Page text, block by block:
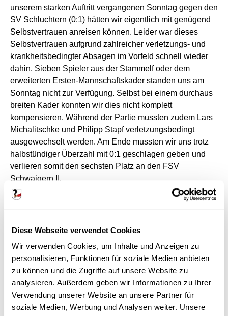
Diese Webseite verwendet Cookies
Wir verwenden Cookies, um Inhalte und Anzeigen zu
personalisieren, Funktionen für soziale Medien anbieten
zu können und die Zugriffe auf unsere Website zu
analysieren. Außerdem geben wir Informationen zu Ihrer
Verwendung unserer Website an unsere Partner für
soziale Medien, Werbung und Analysen weiter. Unsere
unserem starken Auftritt vergangenen Sonntag gegen den
SV Schluchtern (0:1) hätten wir eigentlich mit genügend
Selbstvertrauen anreisen können. Leider war dieses
Selbstvertrauen aufgrund zahlreicher verletzungs- und
krankheitsbedingter Absagen im Vorfeld schnell wieder
dahin. Sieben Spieler aus der Stammelf oder dem
erweiterten Ersten-Mannschaftskader standen uns am
Sonntag nicht zur Verfügung. Selbst bei einem durchaus
breiten Kader konnten wir dies nicht komplett
kompensieren. Während der Partie mussten zudem Lars
Michalitschke und Philipp Stapf verletzungsbedingt
ausgewechselt werden. Am Ende mussten wir uns trotz
halbstündiger Überzahl mit 0:1 geschlagen geben und
verlieren somit den sechsten Platz an den FSV
Schwaigern II.
Durch die zahlreichen Umstellungen waren wir zu
machte das Spiel, wir lauerten auf Konter. Beide
waren wir nach einem zu kurzen Abschlag nicht gut
sortiert und mussten die Führung der Heimelf hinnehmen.
Noch vor der Halbzeit hatten wir einzelne Möglichkeiten
den Ausgleich zu erzielen, doch wir waren im Abschluss
nicht präzise genug.